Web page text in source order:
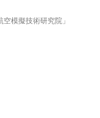
模擬技術研究院」